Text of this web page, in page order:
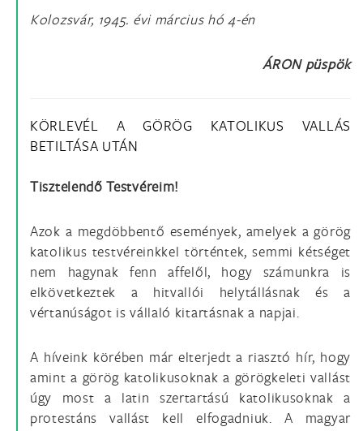
Kolozsvár, 1945. évi március hó 4-én
ÁRON püspök
KÖRLEVÉL A GÖRÖG KATOLIKUS VALLÁS
BETILTÁSA UTÁN
Tisztelendő Testvéreim!
Azok a megdöbbentő események, amelyek a görög
katolikus testvéreinkkel történtek, semmi kétséget
nem hagynak fenn affelől, hogy számunkra is
elkövetkeztek a hitvallói helytállásnak és a
vértanúságot is vállaló kitartásnak a napjai.
A híveink körében már elterjedt a riasztó hír, hogy
amint a görög katolikusoknak a görögkeleti vallást
úgy most a latin szertartású katolikusoknak a
protestáns vallást kell elfogadniuk. A magyar